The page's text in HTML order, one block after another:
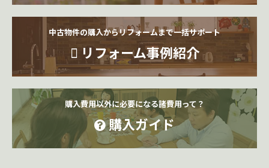
中古物件の購入からリフォームまで一括サポート
リフォーム事例紹介
購入費用以外に必要になる諸費用って？
購入ガイド